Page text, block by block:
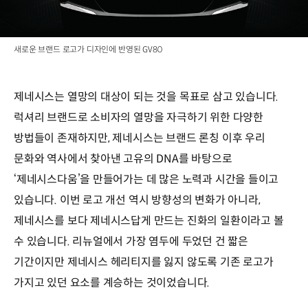
새로운 브랜드 로고가 디자인에 반영된 GV80
제네시스는 열망의 대상이 되는 것을 목표로 삼고 있습니다.
럭셔리 브랜드로 소비자의 열망을 자극하기 위한 다양한
방법들이 존재하지만, 제네시스는 브랜드 론칭 이후 우리
문화와 역사에서 찾아낸 고유의 DNA를 바탕으로
‘제네시스다움’을 만들어가는 데 많은 노력과 시간을 들이고
있습니다. 이번 로고 개선 역시 방향성의 변화가 아니라,
제네시스를 보다 제네시스답게 만드는 진화의 일환이라고 볼
수 있습니다. 리뉴얼에서 가장 염두에 두었던 건 짧은
기간이지만 제네시스 헤리티지를 잃지 않도록 기존 로고가
가지고 있던 요소를 계승하는 것이었습니다.